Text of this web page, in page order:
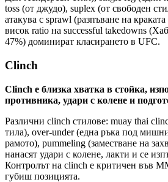
toss (от джудо), suplex (от свободен
атакува с sprawl (разпъване на
висок ratio на successful takedowns
47%) доминират класирането в UFC.
Clinch
Clinch е близка хватка в стойка,
противника, удари с колене и
Различни clinch стилове: muay thai
тила), over-under (една ръка под
рамото), pummeling (заместване на
нанасят удари с колене, лакти и се
Контролът на clinch е критичен във
губиш позицията.